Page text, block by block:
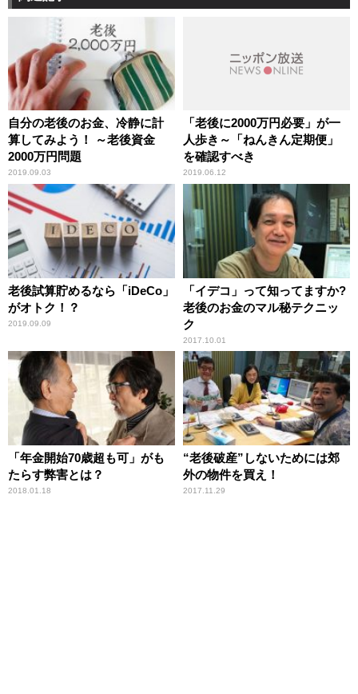
自分の老後のお金、冷静に計
算してみよう！ ～老後資金
2000万円問題
2019.09.03
「老後に2000万円必要」が一
人歩き～「ねんきん定期便」
を確認すべき
2019.06.12
老後試算貯めるなら「iDeCo」
がオトク！？
2019.09.09
「イデコ」って知ってますか?
老後のお金のマル秘テクニッ
ク
2017.10.01
「年金開始70歳超も可」がも
たらす弊害とは？
2018.01.18
“老後破産”しないためには郊
外の物件を買え！
2017.11.29